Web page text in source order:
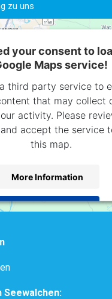
zu uns
your consent to
Maps service!
third party service to
that may collect
activity. Please
accept the service
this map.
More Information
Accept